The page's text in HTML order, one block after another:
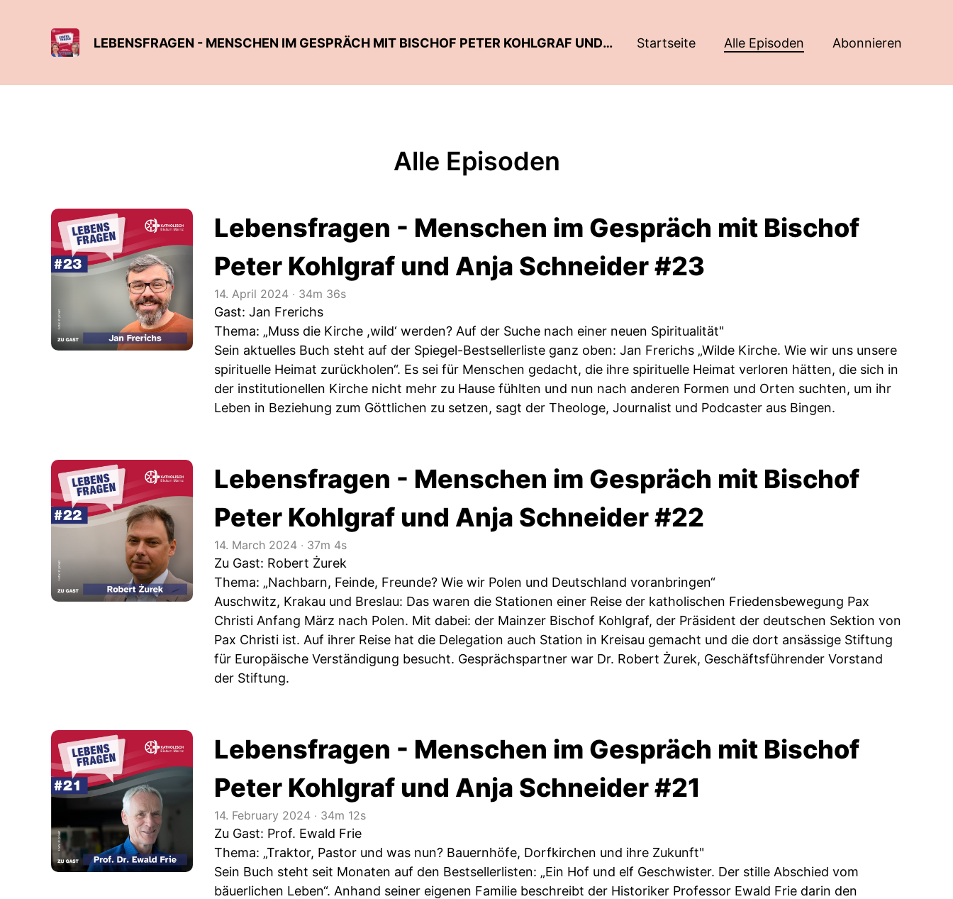
LEBENSFRAGEN - MENSCHEN IM GESPRÄCH MIT BISCHOF PETER KOHLGRAF UND ANJA SCHNEIDER Startseite Alle Episoden Abonnieren
Alle Episoden
Lebensfragen - Menschen im Gespräch mit Bischof
Peter Kohlgraf und Anja Schneider #23
14. April 2024 ‧ 34m 36s
Gast: Jan Frerichs
Thema: „Muss die Kirche ,wild‘ werden? Auf der Suche nach einer neuen Spiritualität"
Sein aktuelles Buch steht auf der Spiegel-Bestsellerliste ganz oben: Jan Frerichs „Wilde Kirche. Wie wir uns unsere
spirituelle Heimat zurückholen“. Es sei für Menschen gedacht, die ihre spirituelle Heimat verloren hätten, die sich in
der institutionellen Kirche nicht mehr zu Hause fühlten und nun nach anderen Formen und Orten suchten, um ihr
Leben in Beziehung zum Göttlichen zu setzen, sagt der Theologe, Journalist und Podcaster aus Bingen.
Lebensfragen - Menschen im Gespräch mit Bischof
Peter Kohlgraf und Anja Schneider #22
14. March 2024 ‧ 37m 4s
Zu Gast: Robert Żurek
Thema: „Nachbarn, Feinde, Freunde? Wie wir Polen und Deutschland voranbringen“
Auschwitz, Krakau und Breslau: Das waren die Stationen einer Reise der katholischen Friedensbewegung Pax
Christi Anfang März nach Polen. Mit dabei: der Mainzer Bischof Kohlgraf, der Präsident der deutschen Sektion von
Pax Christi ist. Auf ihrer Reise hat die Delegation auch Station in Kreisau gemacht und die dort ansässige Stiftung
für Europäische Verständigung besucht. Gesprächspartner war Dr. Robert Żurek, Geschäftsführender Vorstand
der Stiftung.
Lebensfragen - Menschen im Gespräch mit Bischof
Peter Kohlgraf und Anja Schneider #21
14. February 2024 ‧ 34m 12s
Zu Gast: Prof. Ewald Frie
Thema: „Traktor, Pastor und was nun? Bauernhöfe, Dorfkirchen und ihre Zukunft"
Sein Buch steht seit Monaten auf den Bestsellerlisten: „Ein Hof und elf Geschwister. Der stille Abschied vom
bäuerlichen Leben“. Anhand seiner eigenen Familie beschreibt der Historiker Professor Ewald Frie darin den